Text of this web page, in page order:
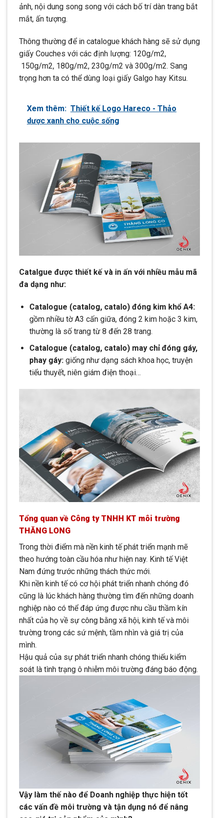
ảnh, nội dung song song với cách bố trí dàn trang bắt
mắt, ấn tượng.
Thông thường để in catalogue khách hàng sẽ sử dụng
giấy Couches với các định lượng: 120g/m2,
150g/m2, 180g/m2, 230g/m2 và 300g/m2. Sang
trọng hơn ta có thể dùng loại giấy Galgo hay Kitsu.
Xem thêm: Thiết kế Logo Hareco - Thảo
dược xanh cho cuộc sống
Catalgue được thiết kế và in ấn với nhiều mẫu mã
đa dạng như:
Catalogue (catalog, catalo) đóng kim khổ A4:
gồm nhiều tờ A3 cấn giữa, đóng 2 kim hoặc 3 kim,
thường là số trang từ 8 đến 28 trang.
Catalogue (catalog, catalo) may chỉ đóng gáy,
phay gáy:giống như dạng sách khoa học, truyện
tiểu thuyết, niên giám điện thoại…
Tổng quan về Công ty TNHH KT môi trường
THĂNG LONG
Trong thời điểm mà nền kinh tế phát triển mạnh mẽ
theo hướng toàn cầu hóa như hiện nay. Kinh tế Việt
Nam đứng trước những thách thức mới.
Khi nền kinh tế có cơ hội phát triển nhanh chóng đó
cũng là lúc khách hàng thường tìm đến những doanh
nghiệp nào có thể đáp ứng được nhu cầu thầm kín
nhất của họ về sự công bằng xã hội, kinh tế và môi
trường trong các sứ mệnh, tầm nhìn và giá trị của
mình.
Hậu quả của sự phát triển nhanh chóng thiếu kiểm
soát là tình trạng ô nhiễm môi trường đáng báo động.
Vậy làm thế nào để Doanh nghiệp thực hiện tốt
các vấn đề môi trường và tận dụng nó để nâng